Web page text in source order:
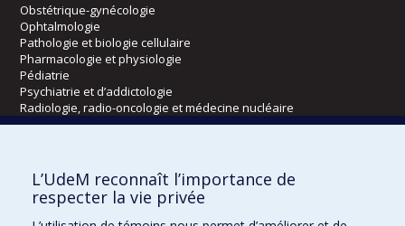
Obstétrique-gynécologie
Ophtalmologie
Pathologie et biologie cellulaire
Pharmacologie et physiologie
Pédiatrie
Psychiatrie et d’addictologie
Radiologie, radio-oncologie et médecine nucléaire
Écoles
Kinésiologie et des sciences de l’activité physique
Orthophonie et audiologie
L’UdeM reconnaît l’importance de
respecter la vie privée